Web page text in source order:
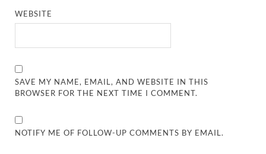
WEBSITE
SAVE MY NAME, EMAIL, AND WEBSITE IN THIS
BROWSER FOR THE NEXT TIME I COMMENT.
NOTIFY ME OF FOLLOW-UP COMMENTS BY EMAIL.